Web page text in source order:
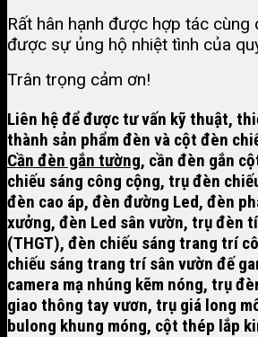
Rất hân hạnh được hợp tác cùng
được sự ủng hộ nhiệt tình của
Trân trọng cảm ơn!
Liên hệ để được tư vấn kỹ thuật,
thành sản phẩm đèn và cột đèn
Cần đèn gắn tường, cần đèn gắn
chiếu sáng công cộng, trụ đèn
đèn cao áp, đèn đường Led, đèn
xưởng, đèn Led sân vườn, trụ đèn
(THGT), đèn chiếu sáng trang trí
chiếu sáng trang trí sân vườn đế
camera mạ nhúng kẽm nóng, trụ
giao thông tay vươn, trụ giá long
bulong khung móng, cột thép lắp